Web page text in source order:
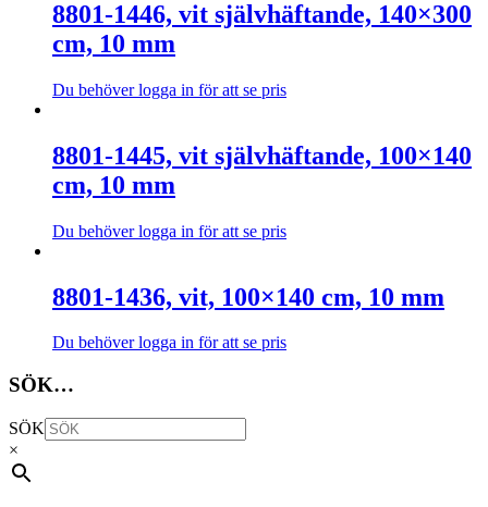
alternativen
kan
väljas
produktsidan
produkten
har
flera
De
olika
kan
väljas
på
produktsidan
8801-1446, vit självhäftande, 140×300
cm, 10 mm
Du behöver logga in för att se pris
produkten
har
flera
De
olika
kan
väljas
produktsidan
8801-1445, vit självhäftande, 100×140
cm, 10 mm
Du behöver logga in för att se pris
produkten
har
varianter.
olika
kan
väljas
8801-1436, vit, 100×140 cm, 10 mm
Du behöver logga in för att se pris
här
har
flera
SÖK…
SÖK
×